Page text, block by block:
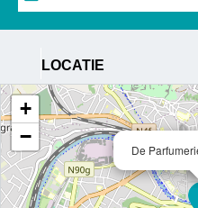
LOCATIE
De
+
−